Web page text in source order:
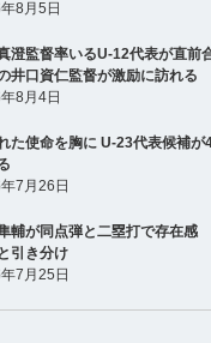
8月5日
澄監督率いるU-12代表が直前
井口資仁監督が激励に訪れる
8月4日
た使命を胸に U-23代表候補が
7月26日
輔が同点弾と二塁打で存在
引き分け
7月25日